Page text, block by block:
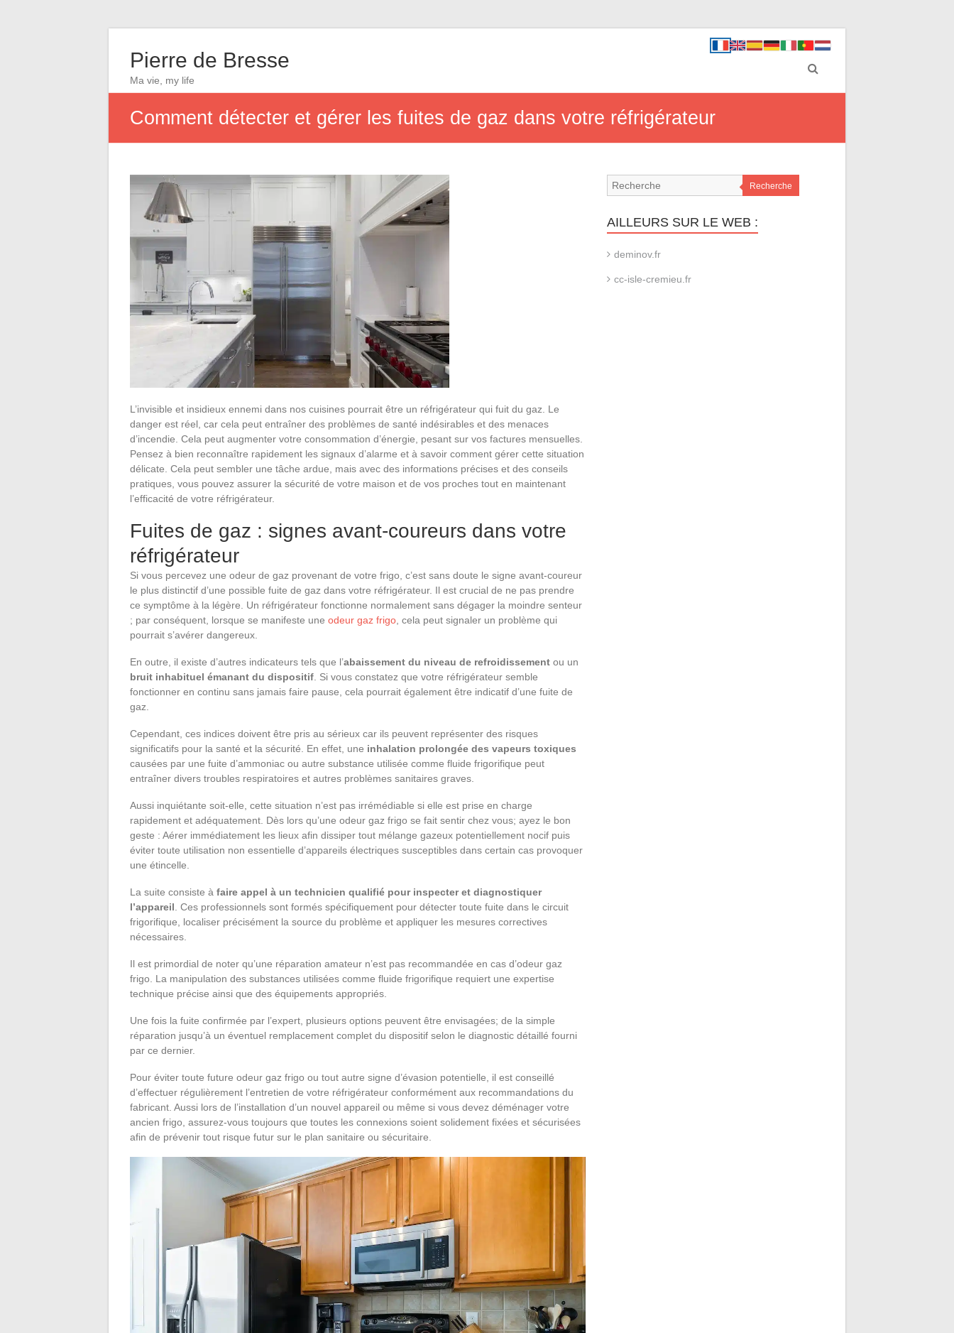
Pierre de Bresse
Ma vie, my life
Comment détecter et gérer les fuites de gaz dans votre réfrigérateur
L’invisible et insidieux ennemi dans nos cuisines pourrait être un réfrigérateur qui fuit du gaz. Le
danger est réel, car cela peut entraîner des problèmes de santé indésirables et des menaces
d’incendie. Cela peut augmenter votre consommation d’énergie, pesant sur vos factures mensuelles.
Pensez à bien reconnaître rapidement les signaux d’alarme et à savoir comment gérer cette situation
délicate. Cela peut sembler une tâche ardue, mais avec des informations précises et des conseils
pratiques, vous pouvez assurer la sécurité de votre maison et de vos proches tout en maintenant
l’efficacité de votre réfrigérateur.
Fuites de gaz : signes avant-coureurs dans votre
réfrigérateur
Si vous percevez une odeur de gaz provenant de votre frigo, c’est sans doute le signe avant-coureur
le plus distinctif d’une possible fuite de gaz dans votre réfrigérateur. Il est crucial de ne pas prendre
ce symptôme à la légère. Un réfrigérateur fonctionne normalement sans dégager la moindre senteur
; par conséquent, lorsque se manifeste une odeur gaz frigo , cela peut signaler un problème qui
pourrait s’avérer dangereux.
En outre, il existe d’autres indicateurs tels que l’abaissement du niveau de refroidissement ou un
bruit inhabituel émanant du dispositif . Si vous constatez que votre réfrigérateur semble
fonctionner en continu sans jamais faire pause, cela pourrait également être indicatif d’une fuite de
gaz.
Cependant, ces indices doivent être pris au sérieux car ils peuvent représenter des risques
significatifs pour la santé et la sécurité. En effet, une inhalation prolongée des vapeurs toxiques
causées par une fuite d’ammoniac ou autre substance utilisée comme fluide frigorifique peut
entraîner divers troubles respiratoires et autres problèmes sanitaires graves.
Aussi inquiétante soit-elle, cette situation n’est pas irrémédiable si elle est prise en charge
rapidement et adéquatement. Dès lors qu’une odeur gaz frigo se fait sentir chez vous; ayez le bon
geste : Aérer immédiatement les lieux afin dissiper tout mélange gazeux potentiellement nocif puis
éviter toute utilisation non essentielle d’appareils électriques susceptibles dans certain cas provoquer
une étincelle.
La suite consiste à faire appel à un technicien qualifié pour inspecter et diagnostiquer
l’appareil . Ces professionnels sont formés spécifiquement pour détecter toute fuite dans le circuit
frigorifique, localiser précisément la source du problème et appliquer les mesures correctives
nécessaires.
Il est primordial de noter qu’une réparation amateur n’est pas recommandée en cas d’odeur gaz
frigo. La manipulation des substances utilisées comme fluide frigorifique requiert une expertise
technique précise ainsi que des équipements appropriés.
Une fois la fuite confirmée par l’expert, plusieurs options peuvent être envisagées; de la simple
réparation jusqu’à un éventuel remplacement complet du dispositif selon le diagnostic détaillé fourni
par ce dernier.
Pour éviter toute future odeur gaz frigo ou tout autre signe d’évasion potentielle, il est conseillé
d’effectuer régulièrement l’entretien de votre réfrigérateur conformément aux recommandations du
fabricant. Aussi lors de l’installation d’un nouvel appareil ou même si vous devez déménager votre
ancien frigo, assurez-vous toujours que toutes les connexions soient solidement fixées et sécurisées
afin de prévenir tout risque futur sur le plan sanitaire ou sécuritaire.
Recherche
AILLEURS SUR LE WEB :
deminov.fr
cc-isle-cremieu.fr